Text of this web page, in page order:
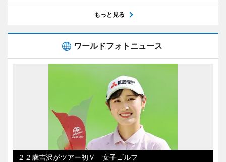
もっと見る
ワールドフォトニュース
２２歳吉沢がツアー初Ｖ 女子ゴルフ